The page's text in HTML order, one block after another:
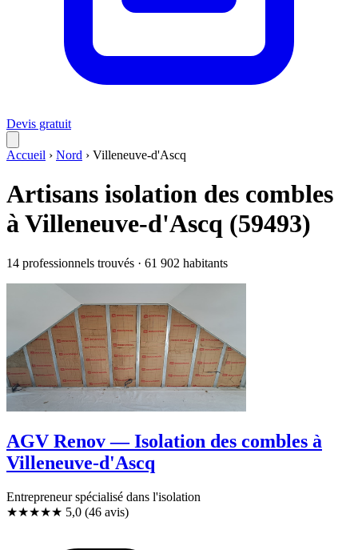
Devis gratuit
Accueil › Nord › Villeneuve-d'Ascq
Artisans isolation des combles
à Villeneuve-d'Ascq (59493)
14 professionnels trouvés · 61 902 habitants
AGV Renov — Isolation des combles à
Villeneuve-d'Ascq
Entrepreneur spécialisé dans l'isolation
★★★★★ 5,0 (46 avis)